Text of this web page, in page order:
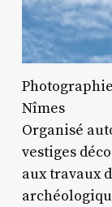
Nîmes
Organisé
vestiges
aux travaux